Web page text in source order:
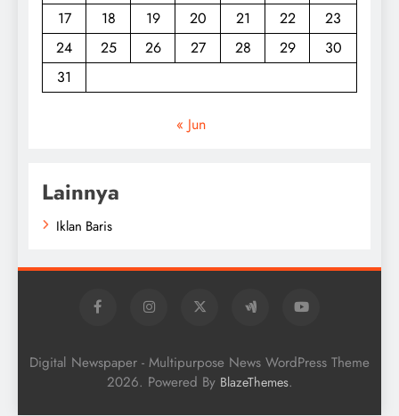
17
18 19 20 21 22
23
24
25 26 27 28 29
30
31
« Jun
Lainnya
Iklan Baris
Digital Newspaper - Multipurpose News WordPress Theme
2026. Powered By BlazeThemes.